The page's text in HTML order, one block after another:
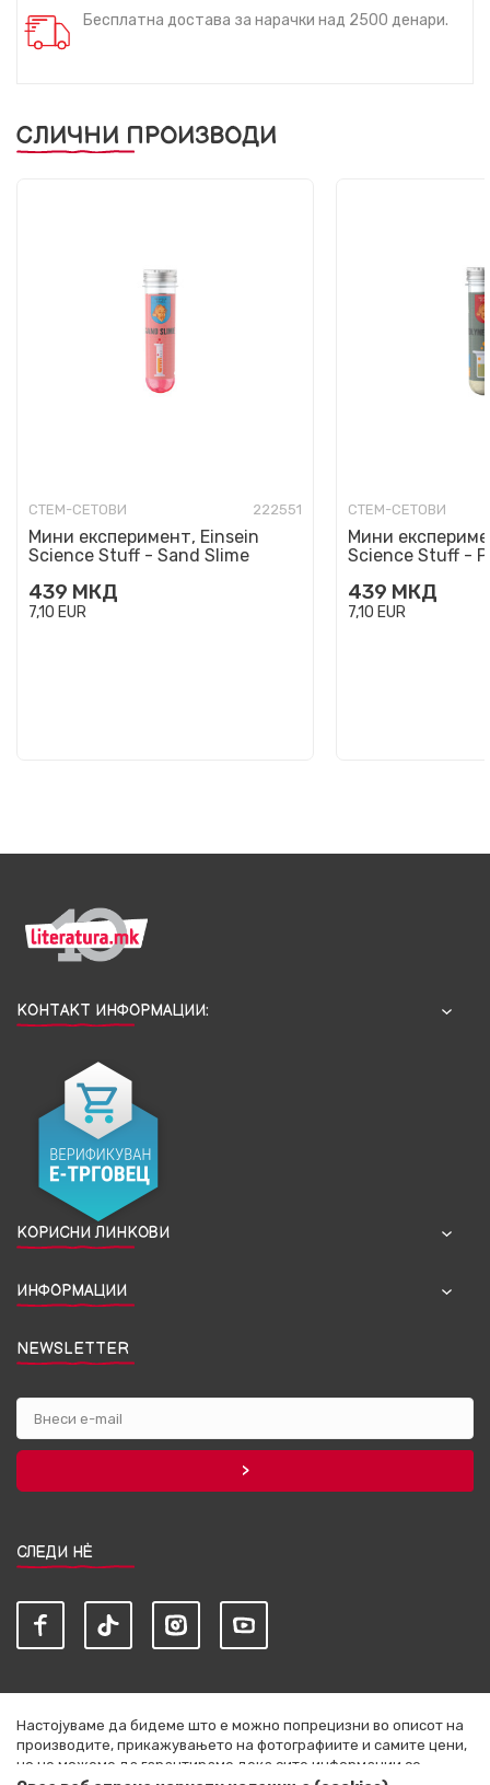
Бесплатна достава за нарачки над 2500 денари.
СЛИЧНИ ПРОИЗВОДИ
СТЕМ-СЕТОВИ 222551
Мини експеримент, Einsein
Science Stuff - Sand Slime
439 МКД
7,10 EUR
СТЕМ-СЕТОВИ
Мини
Science Stuff -
439 МКД
7,10 EUR
КОНТАКТ ИНФОРМАЦИИ:
КОРИСНИ ЛИНКОВИ
ИНФОРМАЦИИ
NEWSLETTER
СЛЕДИ НЀ
Настојуваме да бидеме што е можно попрецизни во описот на
производите, прикажувањето на фотографиите и самите цени,
но не можеме да гарантираме дека сите информации се